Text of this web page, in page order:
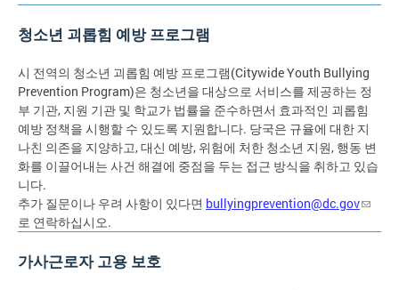
청소년 괴롭힘 예방 프로그램
시 전역의 청소년 괴롭힘 예방 프로그램(Citywide Youth Bullying
Prevention Program)은 청소년을 대상으로 서비스를 제공하는 정
부 기관, 지원 기관 및 학교가 법률을 준수하면서 효과적인 괴롭힘
예방 정책을 시행할 수 있도록 지원합니다. 당국은 규율에 대한 지
나친 의존을 지양하고, 대신 예방, 위험에 처한 청소년 지원, 행동 변
화를 이끌어내는 사건 해결에 중점을 두는 접근 방식을 취하고 있습
니다.
추가 질문이나 우려 사항이 있다면 bullyingprevention@dc.gov
로 연락하십시오.
가사근로자 고용 보호